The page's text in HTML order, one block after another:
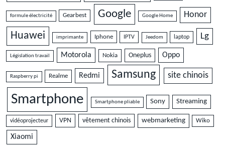
formule électricité Gearbest Google Google Home Honor
Huawei imprimante Iphone IPTV Jeedom laptop Lg
Législation travail Motorola Nokia Oneplus Oppo
Raspberry pi Realme Redmi Samsung site chinois
Smartphone Smartphone pliable Sony Streaming
vidéoprojecteur VPN vêtement chinois webmarketing Wiko
Xiaomi